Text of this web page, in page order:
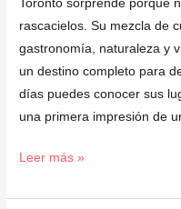
Toronto sorprende porque
rascacielos. Su mezcla de
gastronomía, naturaleza y
un destino completo para
días puedes conocer sus
una primera impresión de
hacer
en
la
ciudad
Leer más »